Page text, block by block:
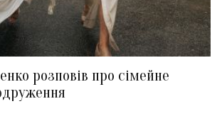
розповів про сімейне